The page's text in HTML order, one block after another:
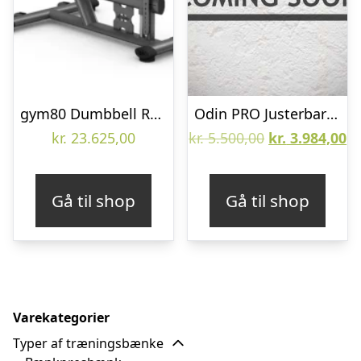
gym80 Dumbbell Row Træningsbænk
kr. 23.625,00
Gå til shop
Odin PRO Justerbar Skråbænk 800
kr.5.500,00 Den
kr. 5.500,00.
kr. 3.984,00
Gå til shop
Varekategorier
Typer af træningsbænke